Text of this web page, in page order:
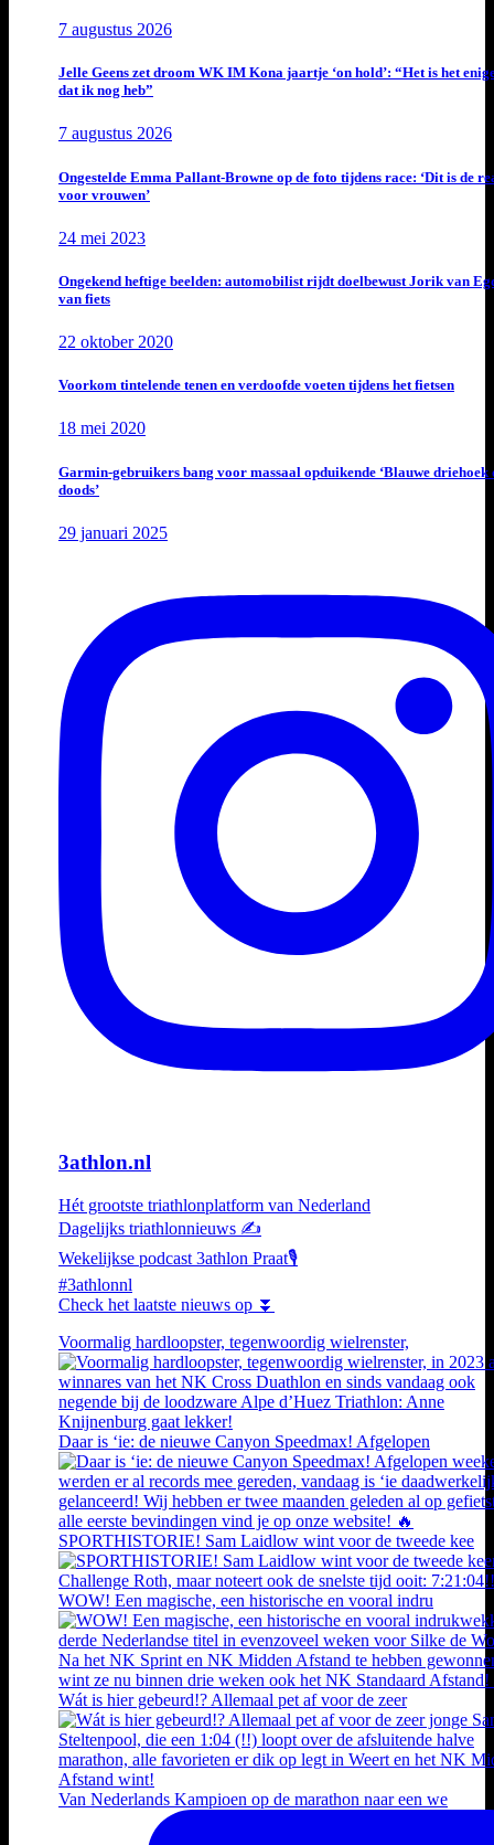
7 augustus 2026
Jelle Geens zet droom WK IM Kona jaartje ‘on hold’: “Het is het
dat ik nog heb”
7 augustus 2026
Ongestelde Emma Pallant-Browne op de foto tijdens race: ‘Dit is de
voor vrouwen’
24 mei 2023
Ongekend heftige beelden: automobilist rijdt doelbewust Jorik van
van fiets
22 oktober 2020
Voorkom tintelende tenen en verdoofde voeten tijdens het fietsen
18 mei 2020
Garmin-gebruikers bang voor massaal opduikende ‘Blauwe driehoek
doods’
29 januari 2025
3athlon.nl
Hét grootste triathlonplatform van Nederland
Dagelijks triathlonnieuws ✍️
Wekelijkse podcast 3athlon Praat🎙️
#3athlonnl
Check het laatste nieuws op ⏬
Voormalig hardloopster, tegenwoordig wielrenster,
Daar is ‘ie: de nieuwe Canyon Speedmax! Afgelopen
SPORTHISTORIE! Sam Laidlow wint voor de tweede kee
WOW! Een magische, een historische en vooral indru
Wát is hier gebeurd!? Allemaal pet af voor de zeer
Van Nederlands Kampioen op de marathon naar een we